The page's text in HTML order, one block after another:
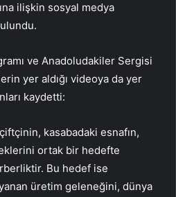
ilişkin sosyal medya
ve Anadoludakiler Sergisi
yer aldığı videoya da yer
kaydetti:
kasabadaki esnafın,
ortak bir hedefte
Bu hedef ise
üretim geleneğini, dünya